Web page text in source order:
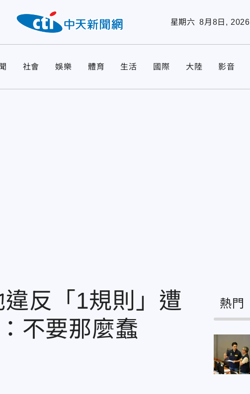
星期六 8月8日, 2026
社會 娛樂 體育 生活 國際 大陸 影音
反「1規則」遭
不要那麼蠢
熱門